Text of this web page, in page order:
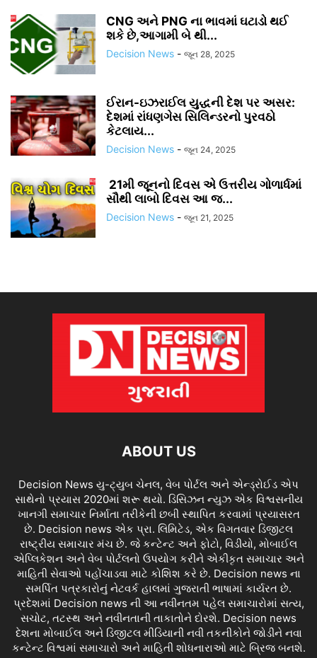
CNG અને PNG ના ભાવમાં ઘટાડો થઈ
શકે છે,આગામી બે થી...
Decision News - જૂન 28, 2025
ઈરાન-ઇઝરાઈલ યુદ્ધની દેશ પર અસર:
દેશમાં રાંધણગેસ સિલિન્ડરનો પુરવઠો
કેટલાય...
Decision News - જૂન 24, 2025
21મી જૂનનો દિવસ એ ઉત્તરીય ગોળાર્ધમાં
સૌથી લાબો દિવસ આ જ...
Decision News - જૂન 21, 2025
ABOUT US
Decision News યુ-ટ્યુબ ચેનલ, વેબ પોર્ટલ અને એન્ડ્રોઈડ એપ
સાથેનો પ્રયાસ 2020માં શરૂ થયો. ડિસિઝન ન્યુઝ એક વિશ્વસનીય
ખાનગી સમાચાર નિર્માતા તરીકેની છબી સ્થાપિત કરવામાં પ્રયાસરત
છે. Decision news એક પ્રા. લિમિટેડ, એક વિગતવાર ડિજીટલ
રાષ્ટ્રીય સમાચાર મંચ છે. જે કન્ટેન્ટ અને ફોટો, વિડીયો, મોબાઈલ
એપ્લિકેશન અને વેબ પોર્ટલનો ઉપયોગ કરીને એકીકૃત સમાચાર અને
માહિતી સેવાઓ પહોંચાડવા માટે કોશિશ કરે છે. Decision news ના
સમર્પિત પત્રકારોનું નેટવર્ક હાલમાં ગુજરાતી ભાષામાં કાર્યરત છે.
પ્રદેશમાં Decision news ની આ નવીનતમ પહેલ સમાચારોમાં સત્ય,
સચોટ, તટસ્થ અને નવીનતાની તાકાતોને દોરશે. Decision news
દેશના મોબાઈલ અને ડિજીટલ મીડિયાની નવી તકનીકોને જોડીને નવા
કન્ટેન્ટ વિશ્વમાં સમાચારો અને માહિતી શોધનારાઓ માટે બ્રિજ બનશે.